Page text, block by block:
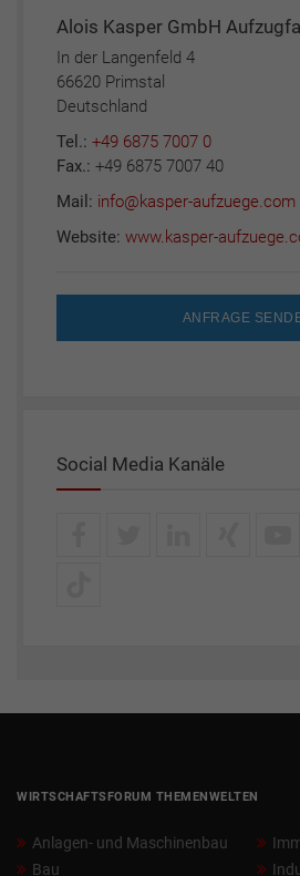
Alois Kasper GmbH
In der Langenfeld 4
66620 Primstal
Deutschland
Tel.: +49 6875 7007 0
Fax.: +49 6875 7007 40
Mail: info@kasper-aufzuege.com
Website: www.kasper-
ANFRAGE
Social Media Kanäle
WIRTSCHAFTSFORUM THEMENWELTEN
Anlagen- und Maschinenbau
Bau